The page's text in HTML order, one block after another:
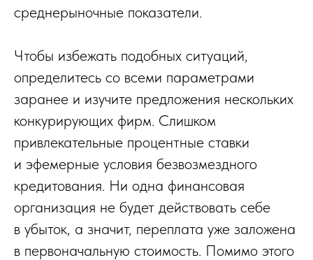
среднерыночные показатели.
Чтобы избежать подобных ситуаций,
определитесь со всеми параметрами
заранее и изучите предложения нескольких
конкурирующих фирм. Слишком
привлекательные процентные ставки
и эфемерные условия безвозмездного
кредитования. Ни одна финансовая
организация не будет действовать себе
в убыток, а значит, переплата уже заложена
в первоначальную стоимость. Помимо этого